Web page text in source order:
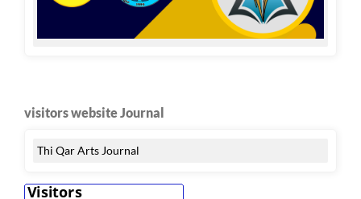
visitors website Journal
Thi Qar Arts Journal